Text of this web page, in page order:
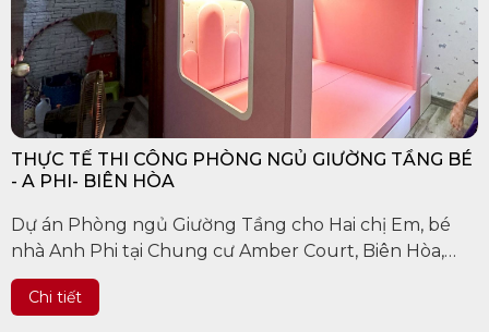
THỰC TẾ THI CÔNG PHÒNG NGỦ GIƯỜNG TẦNG BÉ
- A PHI- BIÊN HÒA
Dự án Phòng ngủ Giường Tầng cho Hai chị Em, bé
nhà Anh Phi tại Chung cư Amber Court, Biên Hòa,
Đồng Nai
Chi tiết